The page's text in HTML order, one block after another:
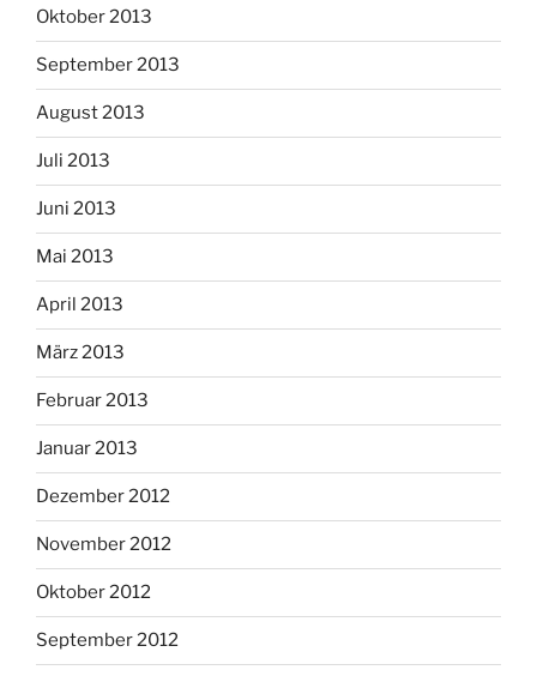
Oktober 2013
September 2013
August 2013
Juli 2013
Juni 2013
Mai 2013
April 2013
März 2013
Februar 2013
Januar 2013
Dezember 2012
November 2012
Oktober 2012
September 2012